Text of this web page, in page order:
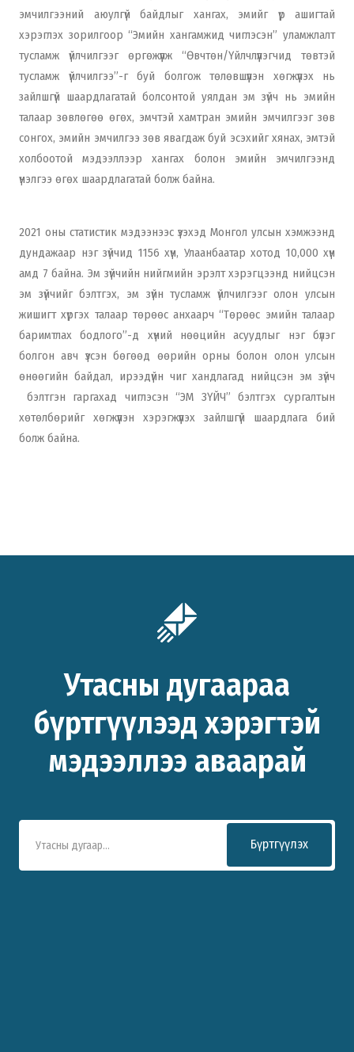
эмчилгээний аюулгүй байдлыг хангах, эмийг үр ашигтай
хэрэглэх зорилгоор “Эмийн хангамжид чиглэсэн” уламжлалт
тусламж үйлчилгээг өргөжүүлж “Өвчтөн/Үйлчлүүлэгчид төвтэй
тусламж үйлчилгээ”-г буй болгож төлөвшүүлэн хөгжүүлэх нь
зайлшгүй шаардлагатай болсонтой уялдан эм зүйч нь эмийн
талаар зөвлөгөө өгөх, эмчтэй хамтран эмийн эмчилгээг зөв
сонгох, эмийн эмчилгээ зөв явагдаж буй эсэхийг хянах, эмтэй
холбоотой мэдээллээр хангах болон эмийн эмчилгээнд
үнэлгээ өгөх шаардлагатай болж байна.
2021 оны статистик мэдээнээс үзэхэд Монгол улсын хэмжээнд
дундажаар нэг зүйчид 1156 хүн, Улаанбаатар хотод 10,000 хүн
амд 7 байна. Эм зүйчийн нийгмийн эрэлт хэрэгцээнд нийцсэн
эм зүйчийг бэлтгэх, эм зүйн тусламж үйлчилгээг олон улсын
жишигт хүргэх талаар төрөөс анхаарч “Төрөөс эмийн талаар
баримтлах бодлого”-д хүний нөөцийн асуудлыг нэг бүлэг
болгон авч үзсэн бөгөөд өөрийн орны болон олон улсын
өнөөгийн байдал, ирээдүйн чиг хандлагад нийцсэн эм зүйч
бэлтгэн гаргахад чиглэсэн “ЭМ ЗҮЙЧ” бэлтгэх сургалтын
хөтөлбөрийг хөгжүүлэн хэрэгжүүлэх зайлшгүй шаардлага бий
болж байна.
Утасны дугаараа
бүртгүүлээд хэрэгтэй
мэдээллээ аваарай
Бүртгүүлэх